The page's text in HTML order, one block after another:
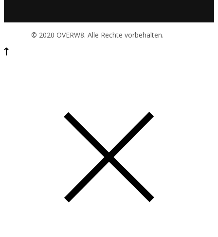
© 2020 OVERW8. Alle Rechte vorbehalten.